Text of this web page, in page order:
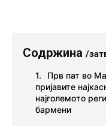
Содржина /
Прв пат во
пријавите
најголемото
бармени